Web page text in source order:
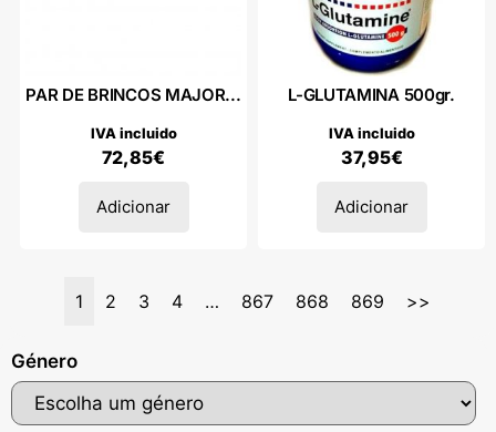
Género
PAR DE BRINCOS MAJOR...
72,85€
IVA incluido
Adicionar
L-GLUTAMINA 500gr.
37,95€
IVA incluido
Adicionar
1 2 3 4 … 867 868 869 >>